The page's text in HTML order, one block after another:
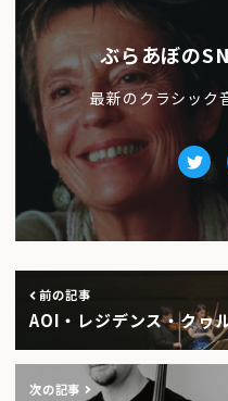
ぶらあぼの
最新のクラシック
前の記事
AOI・レジデンス・クヮ
次の記事